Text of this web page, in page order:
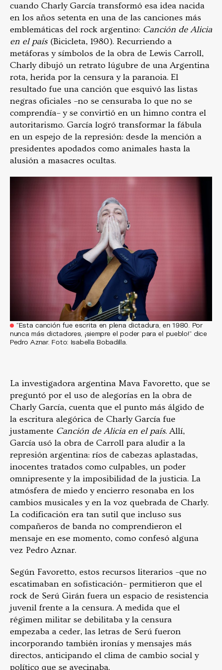
cuando Charly García transformó esa idea nacida
en los años setenta en una de las canciones más
emblemáticas del rock argentino: Canción de Alicia
en el país (Bicicleta, 1980). Recurriendo a
metáforas y símbolos de la obra de Lewis Carroll,
Charly dibujó un retrato lúgubre de una Argentina
rota, herida por la censura y la paranoia. El
resultado fue una canción que esquivó las listas
negras oficiales –no se censuraba lo que no se
comprendía– y se convirtió en un himno contra el
autoritarismo. García logró transformar la fábula
en un espejo de la represión: desde la mención a
presidentes apodados como animales hasta la
alusión a masacres ocultas.
“Esta canción fue escrita en plena dictadura, en 1980. Por
nunca más dictadores, ¡siempre el poder para el pueblo!” dice
Pedro Aznar. Foto: Isabella Bobadilla.
La investigadora argentina Mava Favoretto, que se
preguntó por el uso de alegorías en la obra de
Charly García, cuenta que el punto más álgido de
la escritura alegórica de Charly García fue
justamente Canción de Alicia en el país. Allí,
García usó la obra de Carroll para aludir a la
represión argentina: ríos de cabezas aplastadas,
inocentes tratados como culpables, un poder
omnipresente y la imposibilidad de la justicia. La
atmósfera de miedo y encierro resonaba en los
cambios musicales y en la voz quebrada de Charly.
La codificación era tan sutil que incluso sus
compañeros de banda no comprendieron el
mensaje en ese momento, como confesó alguna
vez Pedro Aznar.
Según Favoretto, estos recursos literarios –que no
escatimaban en sofisticación– permitieron que el
rock de Serú Girán fuera un espacio de resistencia
juvenil frente a la censura. A medida que el
régimen militar se debilitaba y la censura
empezaba a ceder, las letras de Serú fueron
incorporando también ironías y mensajes más
directos, anticipando el clima de cambio social y
político que se avecinaba.